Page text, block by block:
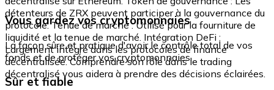
détenteurs de ZRX peuvent participer à la gouvernance du
protocole. Tenue de marché : Utilisé pour la fourniture de
liquidité et la tenue de marché. Intégration DeFi :
Largement intégré dans les protocoles de finance
décentralisée. Comprendre son rôle dans le trading
décentralisé vous aidera à prendre des décisions éclairées.
Vous gardez vos cryptomonnaies
La façon sûre et pratique d'avoir le contrôle total de vos
fonds et de protéger vos cryptomonnaies.
Sûr et fiable